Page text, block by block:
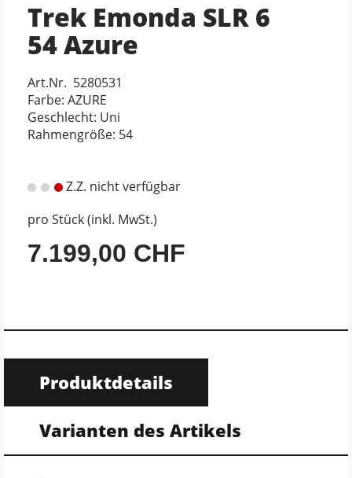
Trek Emonda SLR 6
54 Azure
Art.Nr. 5280531
Farbe: AZURE
Geschlecht: Uni
Rahmengröße: 54
Z.Z. nicht verfügbar
pro Stück (inkl. MwSt.)
7.199,00 CHF
Produktdetails
Varianten des Artikels